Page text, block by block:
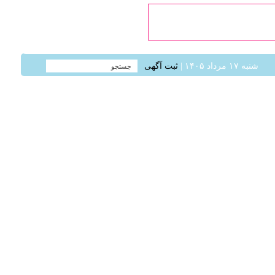
شنبه ۱۷ مرداد ۱۴۰۵ | ثبت آگهی